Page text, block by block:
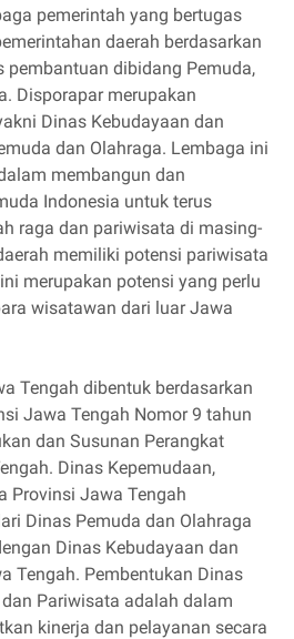
pemerintah yang bertugas
daerah berdasarkan
pembantuan dibidang Pemuda,
Disporapar merupakan
Dinas Kebudayaan dan
dan Olahraga. Lembaga ini
membangun dan
Indonesia untuk terus
raga dan pariwisata di masing-
memiliki potensi pariwisata
merupakan potensi yang perlu
wisatawan dari luar Jawa
Tengah dibentuk berdasarkan
Jawa Tengah Nomor 9 tahun
dan Susunan Perangkat
Dinas Kepemudaan,
Provinsi Jawa Tengah
Dinas Pemuda dan Olahraga
Dinas Kebudayaan dan
Tengah. Pembentukan Dinas
Pariwisata adalah dalam
kinerja dan pelayanan secara